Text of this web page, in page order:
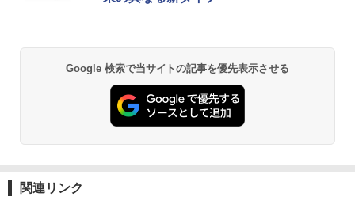
Google 検索で当サイトの記事を優先表示させる
関連リンク